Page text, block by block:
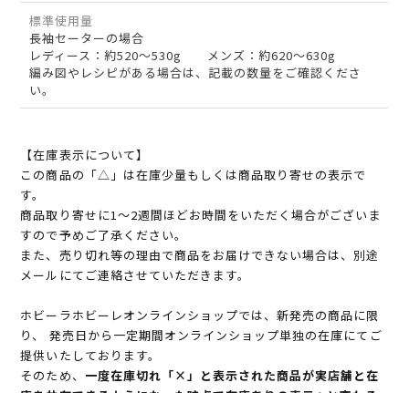
標準使用量
長袖セーターの場合
レディース：約520～530g メンズ：約620～630g
編み図やレシピがある場合は、記載の数量をご確認くださ
い。
【在庫表示について】
この商品の「△」は在庫少量もしくは商品取り寄せの表示で
す。
商品取り寄せに1～2週間ほどお時間をいただく場合がございま
すので予めご了承ください。
また、売り切れ等の理由で商品をお届けできない場合は、別途
メールにてご連絡させていただきます。
ホビーラホビーレオンラインショップでは、新発売の商品に限
り、 発売日から一定期間オンラインショップ単独の在庫にてご
提供いたしております。
そのため、 一度在庫切れ「×」と表示された商品が実店舗と在